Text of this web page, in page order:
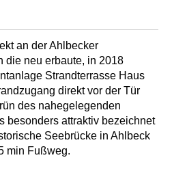
an der Ahlbecker
die neu erbaute, in 2018
Strandterrasse Haus
direkt vor der Tür
des nahegelegenden
besonders attraktiv bezeichnet
Seebrücke in Ahlbeck
min Fußweg.